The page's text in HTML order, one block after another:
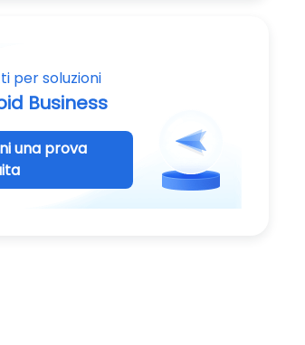
per soluzioni
Business
una prova